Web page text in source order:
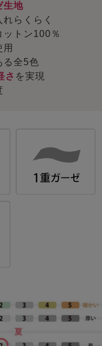
生地
らくらく
ットン100％
る全5色
さ を実現